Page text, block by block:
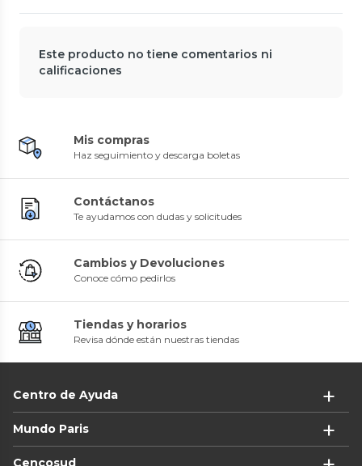
Este producto no tiene comentarios ni
calificaciones
Mis compras
Haz seguimiento y descarga boletas
Contáctanos
Te ayudamos con dudas y solicitudes
Cambios y Devoluciones
Conoce cómo pedirlos
Tiendas y horarios
Revisa dónde están nuestras tiendas
Centro de Ayuda
Mundo Paris
Cencosud